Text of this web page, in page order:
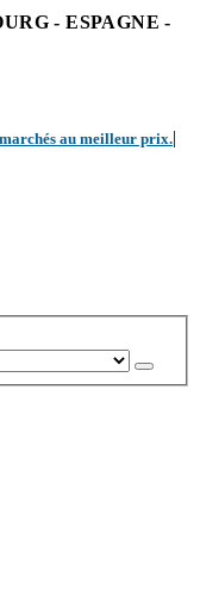
- ESPAGNE -
au meilleur prix.|